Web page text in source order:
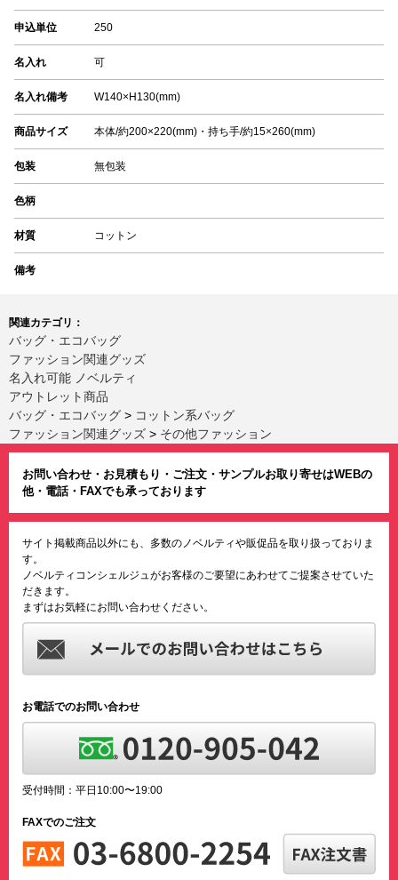
申込単位 250
名入れ 可
名入れ備考 W140×H130(mm)
商品サイズ 本体/約200×220(mm)・持ち手/約15×260(mm)
包装 無包装
色柄
材質 コットン
備考
関連カテゴリ：
バッグ・エコバッグ
ファッション関連グッズ
名入れ可能 ノベルティ
アウトレット商品
バッグ・エコバッグ > コットン系バッグ
ファッション関連グッズ > その他ファッション
お問い合わせ・お見積もり・ご注文・サンプルお取り寄せはWEBの
他・電話・FAXでも承っております
サイト掲載商品以外にも、多数のノベルティや販促品を取り扱っておりま
す。
ノベルティコンシェルジュがお客様のご要望にあわせてご提案させていた
だきます。
まずはお気軽にお問い合わせください。
お電話でのお問い合わせ
受付時間：平日10:00〜19:00
FAXでのご注文